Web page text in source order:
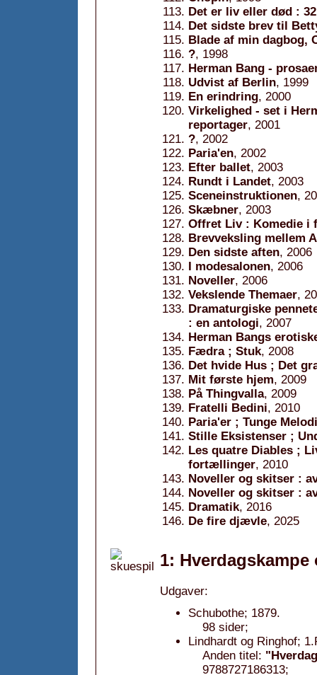
Det er liv eller død :
Det sidste brev til
Blade af min dagbog,
?, 1998
Herman Bang -
Udvist af Berlin, 1999
En erindring, 2000
Virkelighed - set i
reportager, 2001
?, 2002
Paria'en, 2002
Efter ballet, 2003
Rundt i Landet, 2003
Sceneinstruktionen,
Skæbner, 2003
Offret Liv : Komedie i
Brevveksling mellem
Den sidste aften, 2006
I modesalonen, 2006
Noveller, 2006
Vekslende Themaer,
Dramaturgiske
: en antologi, 2007
Herman Bangs
Fædra ; Stuk, 2008
Det hvide Hus ; Det
Mit første hjem, 2009
På Thingvalla, 2009
Fratelli Bedini, 2010
Paria'er ; Tunge
Stille Eksistenser ;
Les quatre Diables ;
fortællinger, 2010
Noveller og skitser :
Noveller og skitser :
Dramatik, 2016
De fire djævle, 2025
1:
Udgaver:
Schubothe; 1879.
98 sider;
Lindhardt og Ringhof;
Anden titel:
9788727186313;